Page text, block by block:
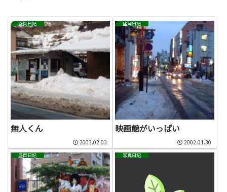
盛岡日記
無人くん
2003.02.03
盛岡日記
映画館がいっぱい
2002.01.30
盛岡日記 写真日記